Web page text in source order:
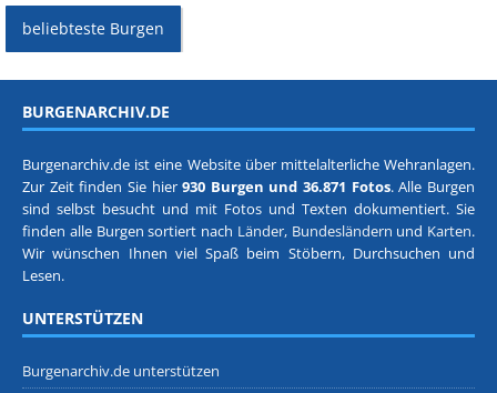
beliebteste Burgen
BURGENARCHIV.DE
Burgenarchiv.de ist eine Website über mittelalterliche Wehranlagen.
Zur Zeit finden Sie hier930 Burgen und 36.871 Fotos. Alle Burgen
sind selbst besucht und mit Fotos und Texten dokumentiert. Sie
finden alle Burgen sortiert nach Länder, Bundesländern und Karten.
Wir wünschen Ihnen viel Spaß beim Stöbern, Durchsuchen und
Lesen.
UNTERSTÜTZEN
Burgenarchiv.de unterstützen